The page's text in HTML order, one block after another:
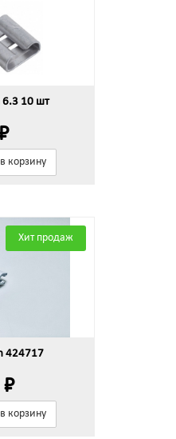
10 шт
корзину
Хит продаж
424717
₽
корзину